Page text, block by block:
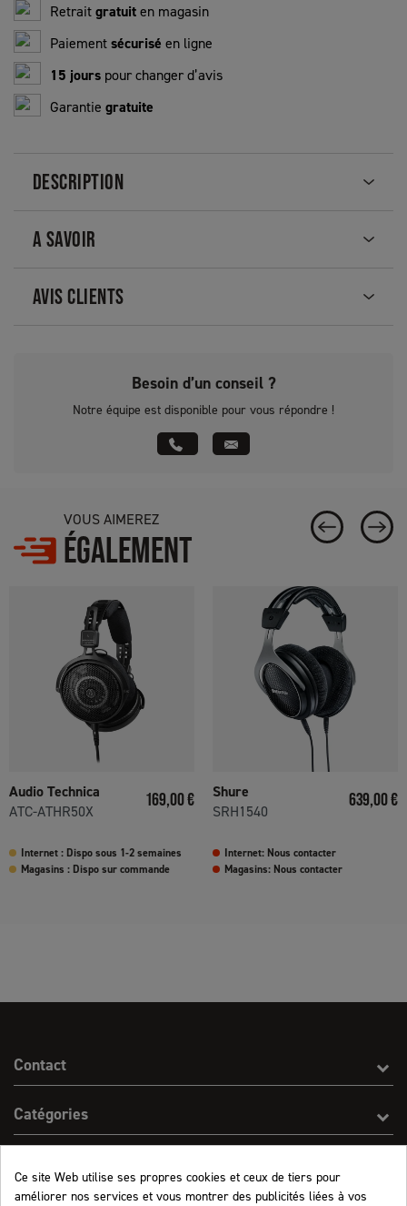
Retraitgratuiten magasin
Paiementsécurisé en ligne
15 jours pour changer d’avis
Garantie gratuite
DESCRIPTION
A SAVOIR
AVIS CLIENTS
Besoin d’un conseil ?
Notre équipe est disponible pour vous répondre !
VOUS AIMEREZ
ÉGALEMENT
Audio Technica
ATC-ATHR50X
Prix
169,00 €
Internet : Dispo sous 1-2 semaines
Magasins : Dispo sur commande
Shure
SRH1540
Prix
639,00 €
Internet: Nous contacter
Magasins: Nous contacter
Contact
Catégories
Ce site Web utilise ses propres cookies et ceux de tiers pour
améliorer nos services et vous montrer des publicités liées à vos